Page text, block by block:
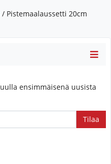
/ Pistemaalaussetti 20cm
ensimmäisenä uusista